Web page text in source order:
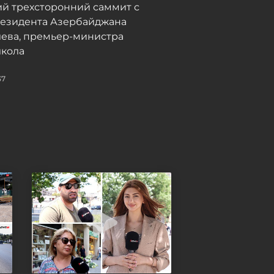
танкеры с казахстанской
нефтью в Черном море
Сегодня, 09:15
трехсторонний саммит с
Азербайджана
премьер-министра